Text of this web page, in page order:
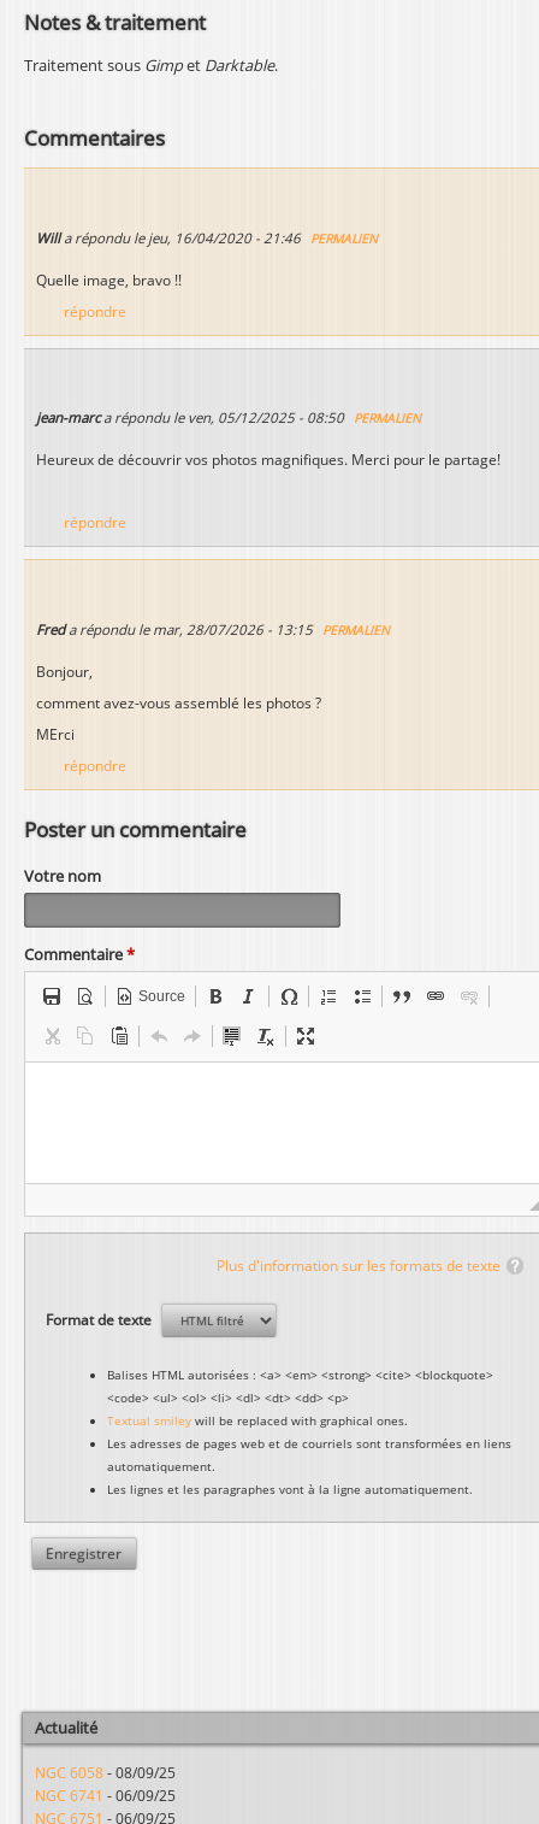
Notes & traitement
Traitement sous Gimpet Darktable.
Commentaires
Willa répondu le jeu, 16/04/2020 - 21:46 PERMALIEN
Quelle image, bravo !!
répondre
jean-marca répondu le ven, 05/12/2025 - 08:50 PERMALIEN
Heureux de découvrir vos photos magnifiques. Merci pour le partage!
répondre
Freda répondu le mar, 28/07/2026 - 13:15 PERMALIEN
Bonjour,
comment avez-vous assemblé les photos ?
MErci
répondre
Poster un commentaire
Votre nom
Commentaire*
Source
Plus d'information sur les formats de texte
Format de texte
Balises HTML autorisées : <a> <em> <strong> <cite> <blockquote>
<code> <ul> <ol> <li> <dl> <dt> <dd> <p>
Textual smiley will be replaced with graphical ones.
Les adresses de pages web et de courriels sont transformées en liens
automatiquement.
Les lignes et les paragraphes vont à la ligne automatiquement.
Actualité
NGC 6058 - 08/09/25
NGC 6741 - 06/09/25
NGC 6751 - 06/09/25